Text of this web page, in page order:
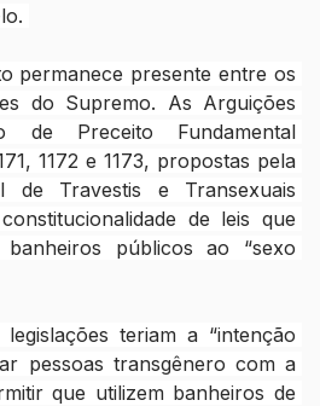
permanece presente entre os
do Supremo. As Arguições
de Preceito Fundamental
1172 e 1173, propostas pela
de Travestis e Transexuais
de leis que
públicos ao “sexo
teriam a “intenção
pessoas transgênero com a
que utilizem banheiros de